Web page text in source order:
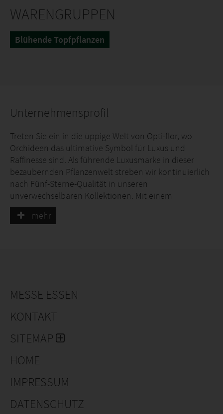
WARENGRUPPEN
Blühende Topfpflanzen
Unternehmensprofil
Treten Sie ein in die üppige Welt von Opti-flor, wo
Orchideen das ultimative Symbol für Luxus und
Raffinesse sind. Als führende Luxusmarke in dieser
bezaubernden Pflanzenwelt streben wir kontinuierlich
nach Fünf-Sterne-Qualität in unseren
unverwechselbaren Kollektionen. Mit einem
permanenten Fokus auf Exzellenz und Innovation
verfeinern wir unser Sortiment ständig, um
üppigen Welt von Opti-flor willkommen zu heißen.
mehr
MESSE ESSEN
KONTAKT
SITEMAP
HOME
IMPRESSUM
DATENSCHUTZ